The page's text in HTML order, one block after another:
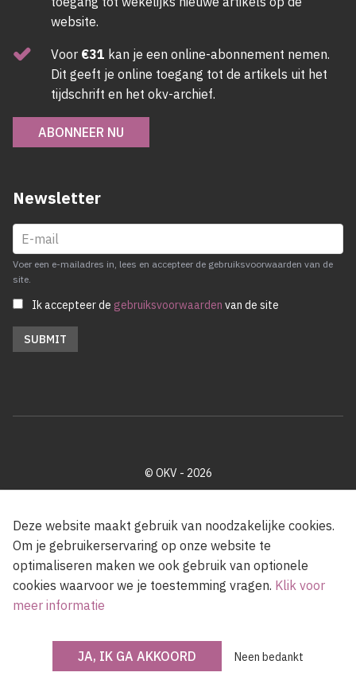
website.
Voor €31 kan je een online-abonnement nemen.
Dit geeft je online toegang tot de artikels uit het
tijdschrift en het okv-archief.
ABONNEER NU
Newsletter
Voer een e-mailadres in, lees en accepteer de gebruiksvoorwaarden van de
site.
Ik accepteer de gebruiksvoorwaarden van de site
© OKV - 2026
Met steun van de Vlaamse Gemeenschap
Deze website maakt gebruik van noodzakelijke cookies.
Om je gebruikerservaring op onze website te
optimaliseren maken we ook gebruik van optionele
cookies waarvoor we je toestemming vragen. Klik voor
meer informatie
JA, IK GA AKKOORD Neen bedankt